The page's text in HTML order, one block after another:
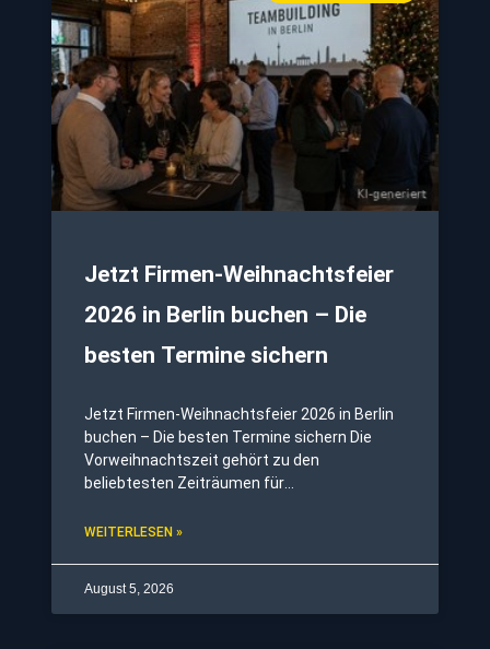
Jetzt Firmen-Weihnachtsfeier
2026 in Berlin buchen – Die
besten Termine sichern
Jetzt Firmen-Weihnachtsfeier 2026 in Berlin
buchen – Die besten Termine sichern Die
Vorweihnachtszeit gehört zu den
beliebtesten Zeiträumen für
Weihnachtsfeier in Berlin oder Potsdam noch
beginnen.
WEITERLESEN »
August 5, 2026